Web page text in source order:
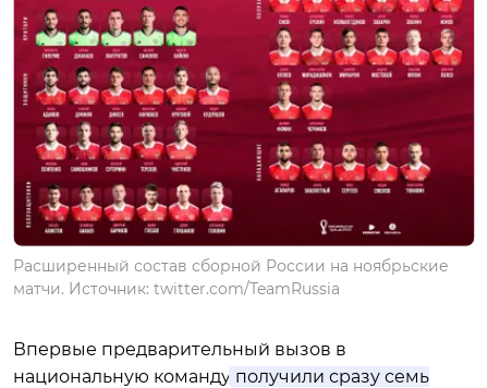
Расширенный состав сборной России на ноябрьские
матчи. Источник: twitter.com/TeamRussia
Впервые предварительный вызов в
национальную команду получили сразу семь